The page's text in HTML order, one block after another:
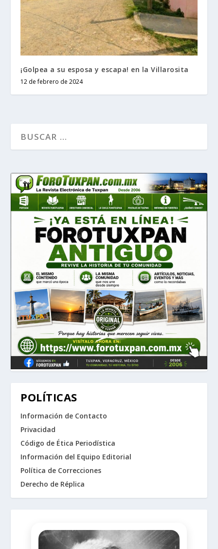
¡Golpea a su esposa y escapa! en la Villarosita
12 de febrero de 2024
POLÍTICAS
Información de Contacto
Privacidad
Código de Ética Periodística
Información del Equipo Editorial
Política de Correcciones
Derecho de Réplica